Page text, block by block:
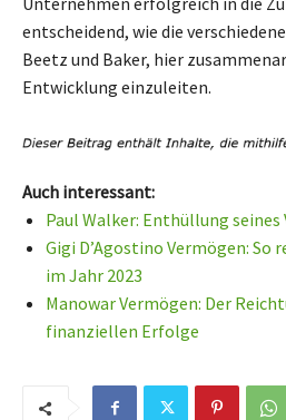
entscheidend, wie die
Beetz und Baker, hier
Entwicklung einzuleiten.
Auch interessant:
Paul Walker: Enthüllung seines
Gigi D’Agostino Vermögen: So
im Jahr 2023
Manowar Vermögen: Der
finanziellen Erfolge